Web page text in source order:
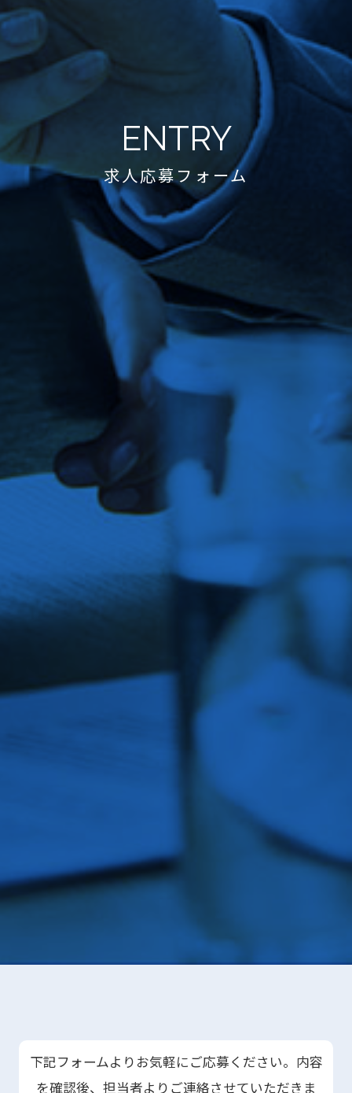
ENTRY
求人応募フォーム
下記フォームよりお気軽にご応募ください。内容
を確認後、担当者よりご連絡させていただきま